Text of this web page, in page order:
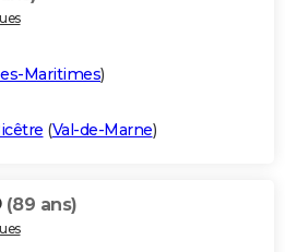
Maritimes)
(Val-de-Marne)
(89 ans)